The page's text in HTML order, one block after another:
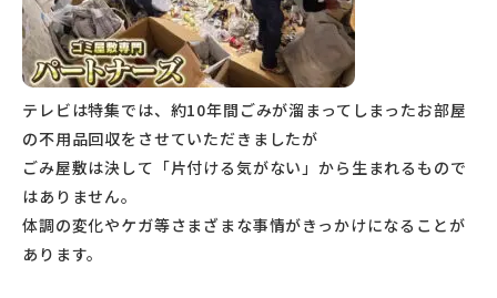
テレビは特集では、 約10年間ごみが溜まってしまったお部屋
の不用品回収をさせていただきましたが
ごみ屋敷は決して「片付ける気がない」から生まれるもので
はありません。
体調の変化やケガ等さまざまな事情がきっかけになることが
あります。